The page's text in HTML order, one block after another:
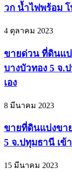
วก น้ำไฟพร้อม โ
4 ตุลาคม 2023
ขายด่วน ที่ดินแ
บางบัวทอง 5 จ.
เอง
8 มีนาคม 2023
ขายที่ดินแบ่งขา
5 จ.ปทุมธานี เข้
15 มีนาคม 2023